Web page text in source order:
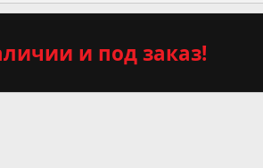
и под заказ!